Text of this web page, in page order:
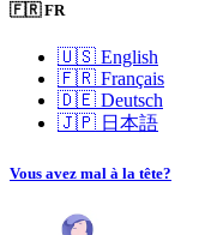
🇫🇷 FR
🇺🇸 English
🇫🇷 Français
🇩🇪 Deutsch
🇯🇵 日本語
Vous avez mal à la tête?